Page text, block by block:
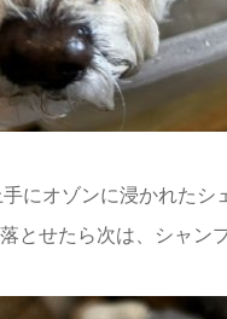
にオゾンに浸かれたシ
とせたら次は、シャン